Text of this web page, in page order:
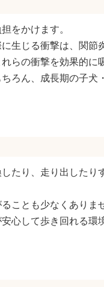
をかけます。
生じる衝撃は、関節
らの衝撃を効果的に
ろん、成長期の子
たり、走り出した
ことも少なくありませ
心して歩き回れる環